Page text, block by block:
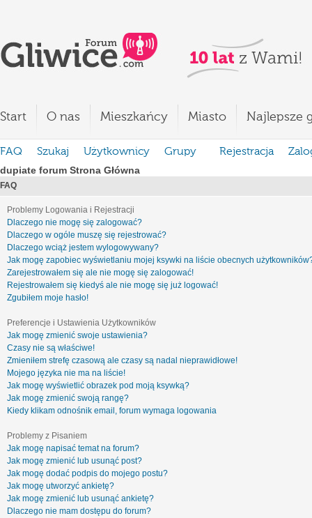
Start O nas Mieszkańcy Miasto Najlepsze
FAQ Szukaj Użytkownicy Grupy Rejestracja
dupiate forum Strona Główna
FAQ
Problemy Logowania i Rejestracji
Dlaczego nie mogę się zalogować?
Dlaczego w ogóle muszę się rejestrować?
Dlaczego wciąż jestem wylogowywany?
Jak mogę zapobiec wyświetlaniu mojej ksywki na liście obecnych
Zarejestrowałem się ale nie mogę się zalogować!
Rejestrowałem się kiedyś ale nie mogę się już logować!
Zgubiłem moje hasło!
Preferencje i Ustawienia Użytkowników
Jak mogę zmienić swoje ustawienia?
Czasy nie są właściwe!
Zmieniłem strefę czasową ale czasy są nadal nieprawidłowe!
Mojego języka nie ma na liście!
Jak mogę wyświetlić obrazek pod moją ksywką?
Jak mogę zmienić swoją rangę?
Kiedy klikam odnośnik email, forum wymaga logowania
Problemy z Pisaniem
Jak mogę napisać temat na forum?
Jak mogę zmienić lub usunąć post?
Jak mogę dodać podpis do mojego postu?
Jak mogę utworzyć ankietę?
Jak mogę zmienić lub usunąć ankietę?
Dlaczego nie mam dostępu do forum?